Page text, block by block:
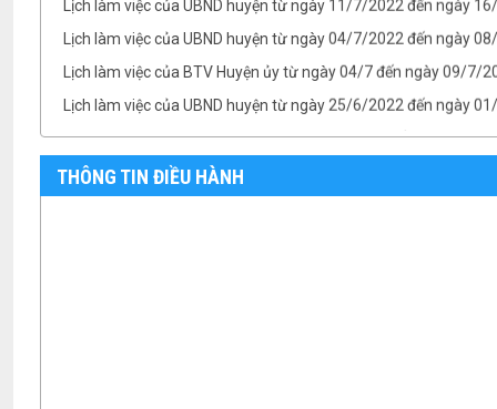
Lịch làm việc của UBND huyện từ ngày 04/7/2022 đến ngày
Lịch làm việc của BTV Huyện ủy từ ngày 04/7 đến ngày 09/7/
Lịch làm việc của UBND huyện từ ngày 25/6/2022 đến ngày
Lịch làm việc của TT HĐND huyện từ ngày 25/6 đến ngày 01/
TB- Ý kiến kết luận của Chủ tịch UBND huyện Phan Văn Linh
THÔNG TIN ĐIỀU HÀNH